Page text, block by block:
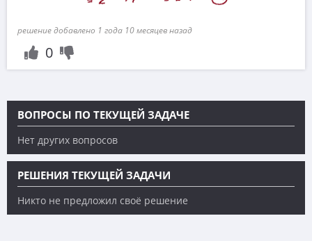
решение добавлено 1 года 10 месяцев назад
0
ВОПРОСЫ ПО ТЕКУЩЕЙ ЗАДАЧЕ
Нет других вопросов
РЕШЕНИЯ ТЕКУЩЕЙ ЗАДАЧИ
Никто не предложил своё решение